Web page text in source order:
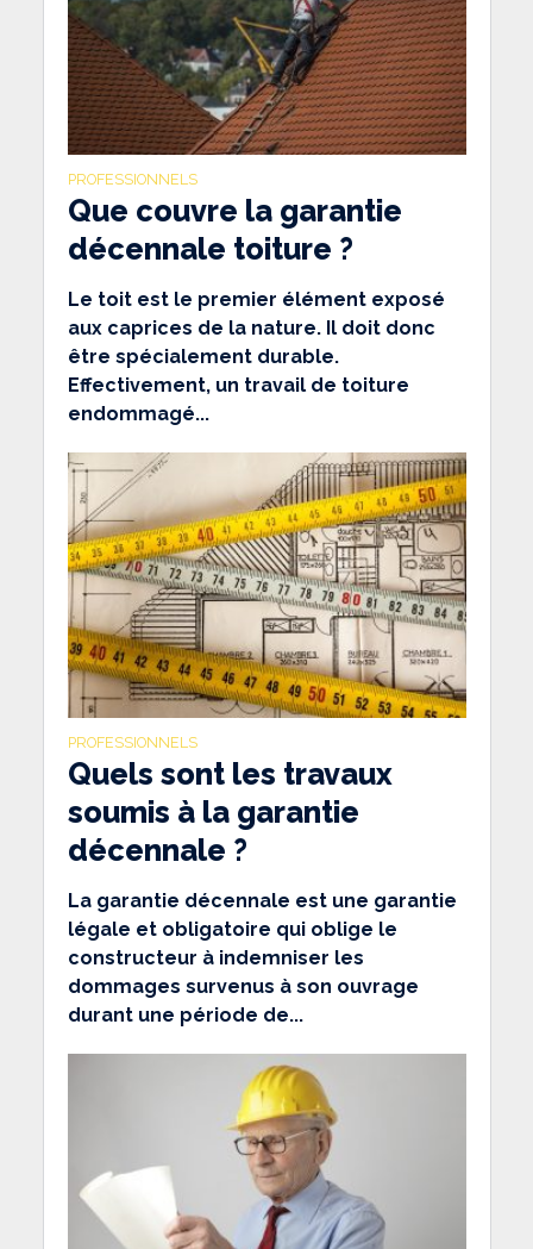
PROFESSIONNELS
Que couvre la garantie
décennale toiture ?
Le toit est le premier élément exposé
aux caprices de la nature. Il doit donc
être spécialement durable.
Effectivement, un travail de toiture
endommagé...
PROFESSIONNELS
Quels sont les travaux
soumis à la garantie
décennale ?
La garantie décennale est une garantie
légale et obligatoire qui oblige le
constructeur à indemniser les
dommages survenus à son ouvrage
durant une période de...